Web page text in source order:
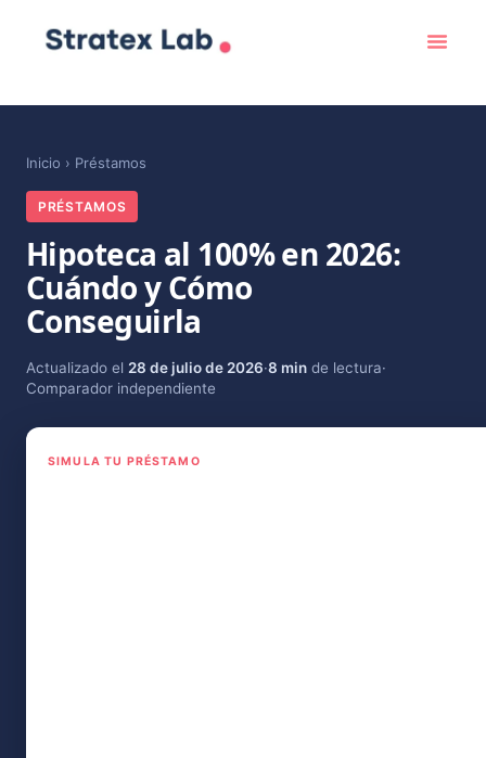
Inicio › Préstamos
PRÉSTAMOS
Hipoteca al 100% en 2026:
Cuándo y Cómo
Conseguirla
Actualizado el 28 de julio de 2026·8 min de lectura·
Comparador independiente
SIMULA TU PRÉSTAMO